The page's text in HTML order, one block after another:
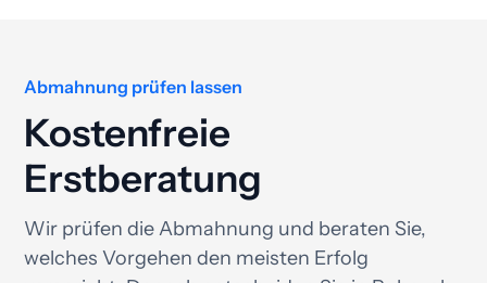
Abmahnung prüfen lassen
Kostenfreie
Erstberatung
Wir prüfen die Abmahnung und beraten Sie,
welches Vorgehen den meisten Erfolg